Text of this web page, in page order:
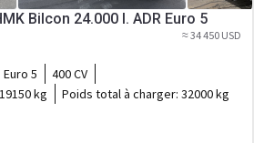
Bilcon 24.000 l. ADR Euro 5
≈ 34 450 USD
Euro 5
400 CV
19150 kg Poids total à charger: 32000 kg